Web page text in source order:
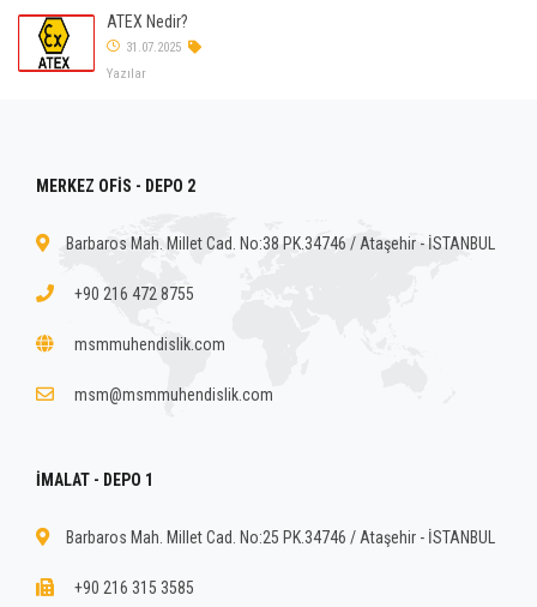
ATEX Nedir?
31.07.2025
Yazılar
MERKEZ OFİS - DEPO 2
Barbaros Mah. Millet Cad. No:38 PK.34746 / Ataşehir - İSTANBUL
+90 216 472 8755
msmmuhendislik.com
msm@msmmuhendislik.com
İMALAT - DEPO 1
Barbaros Mah. Millet Cad. No:25 PK.34746 / Ataşehir - İSTANBUL
+90 216 315 3585